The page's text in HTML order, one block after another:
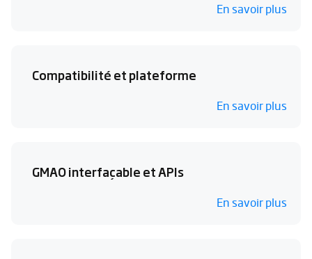
En savoir plus
Compatibilité et plateforme
En savoir plus
GMAO interfaçable et APIs
En savoir plus